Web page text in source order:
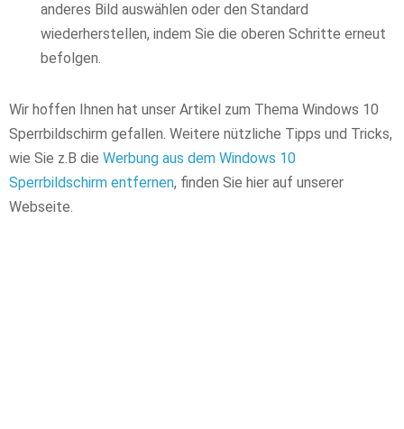
anderes Bild auswählen oder den Standard
wiederherstellen, indem Sie die oberen Schritte erneut
befolgen.
Wir hoffen Ihnen hat unser Artikel zum Thema Windows 10
Sperrbildschirm gefallen. Weitere nützliche Tipps und Tricks,
wie Sie z.B die Werbung aus dem Windows 10
Sperrbildschirm entfernen, finden Sie hier auf unserer
Webseite.